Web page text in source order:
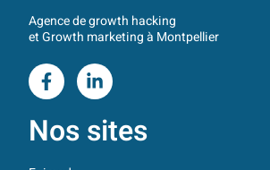
Agence de growth hacking
et Growth marketing à Montpellier
Nos sites